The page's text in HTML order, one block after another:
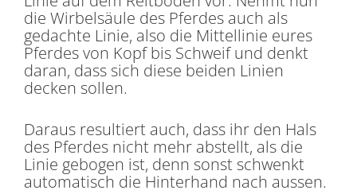
die Wirbelsäule des Pferdes auch als
gedachte Linie, also die Mittellinie eures
Pferdes von Kopf bis Schweif und denkt
daran, dass sich diese beiden Linien
decken sollen.
Daraus resultiert auch, dass ihr den Hals
des Pferdes nicht mehr abstellt, als die
Linie gebogen ist, denn sonst schwenkt
automatisch die Hinterhand nach aussen.